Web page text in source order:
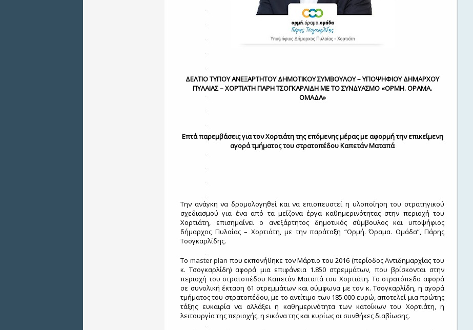
ΔΕΛΤΙΟ ΤΥΠΟΥ ΑΝΕΞΑΡΤΗΤΟΥ ΔΗΜΟΤΙΚΟΥ ΣΥΜΒΟΥΛΟΥ – ΥΠΟΨΗΦΙΟΥ ΔΗΜΑΡΧΟΥ
ΠΥΛΑΙΑΣ – ΧΟΡΤΙΑΤΗ ΠΑΡΗ ΤΣΟΓΚΑΡΛΙΔΗ ΜΕ ΤΟ ΣΥΝΔΥΑΣΜΟ «ΟΡΜΗ. ΟΡΑΜΑ.
ΟΜΑΔΑ»
Επτά παρεμβάσεις για τον Χορτιάτη της επόμενης μέρας με αφορμή την επικείμενη
αγορά τμήματος του στρατοπέδου Καπετάν Ματαπά
Την ανάγκη να δρομολογηθεί και να επισπευστεί η υλοποίηση του στρατηγικού
σχεδιασμού για ένα από τα μείζονα έργα καθημερινότητας στην περιοχή του
Χορτιάτη, επισημαίνει ο ανεξάρτητος δημοτικός σύμβουλος και υποψήφιος
δήμαρχος Πυλαίας – Χορτιάτη, με την παράταξη “Ορμή. Όραμα. Ομάδα”, Πάρης
Τσογκαρλίδης.
Το masterplan που εκπονήθηκε τον Μάρτιο του 2016 (περίοδος Αντιδημαρχίας του
κ. Τσογκαρλίδη) αφορά μια επιφάνεια 1.850 στρεμμάτων, που βρίσκονται στην
περιοχή του στρατοπέδου Καπετάν Ματαπά του Χορτιάτη. Το στρατόπεδο αφορά
σε συνολική έκταση 61 στρεμμάτων και σύμφωνα με τον κ. Τσογκαρλίδη, η αγορά
τμήματος του στρατοπέδου, με το αντίτιμο των 185.000 ευρώ, αποτελεί μια πρώτης
τάξης ευκαιρία να αλλάξει η καθημερινότητα των κατοίκων του Χορτιάτη, η
λειτουργία της περιοχής, η εικόνα της και κυρίως οι συνθήκες διαβίωσης.